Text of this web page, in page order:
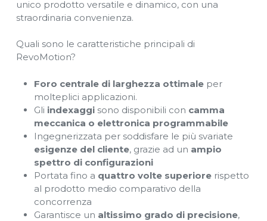
unico prodotto versatile e dinamico, con una
straordinaria convenienza.
Quali sono le caratteristiche principali di
RevoMotion?
Foro centrale di larghezza ottimaleper
molteplici applicazioni.
Gli indexaggisono disponibili con camma
meccanica o elettronica programmabile
Ingegnerizzata per soddisfare le più svariate
esigenze del cliente, grazie ad un ampio
spettro di configurazioni
Portata fino a quattro volte superiorerispetto
al prodotto medio comparativo della
concorrenza
Garantisce un altissimo grado di precisione,